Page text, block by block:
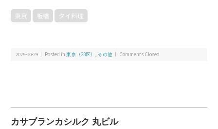
東京 板橋 タイ料理
2025-10-29 ｜ Posted in東京（23区）,その他 Comments Closed
カサブランカシルク 丸ビル